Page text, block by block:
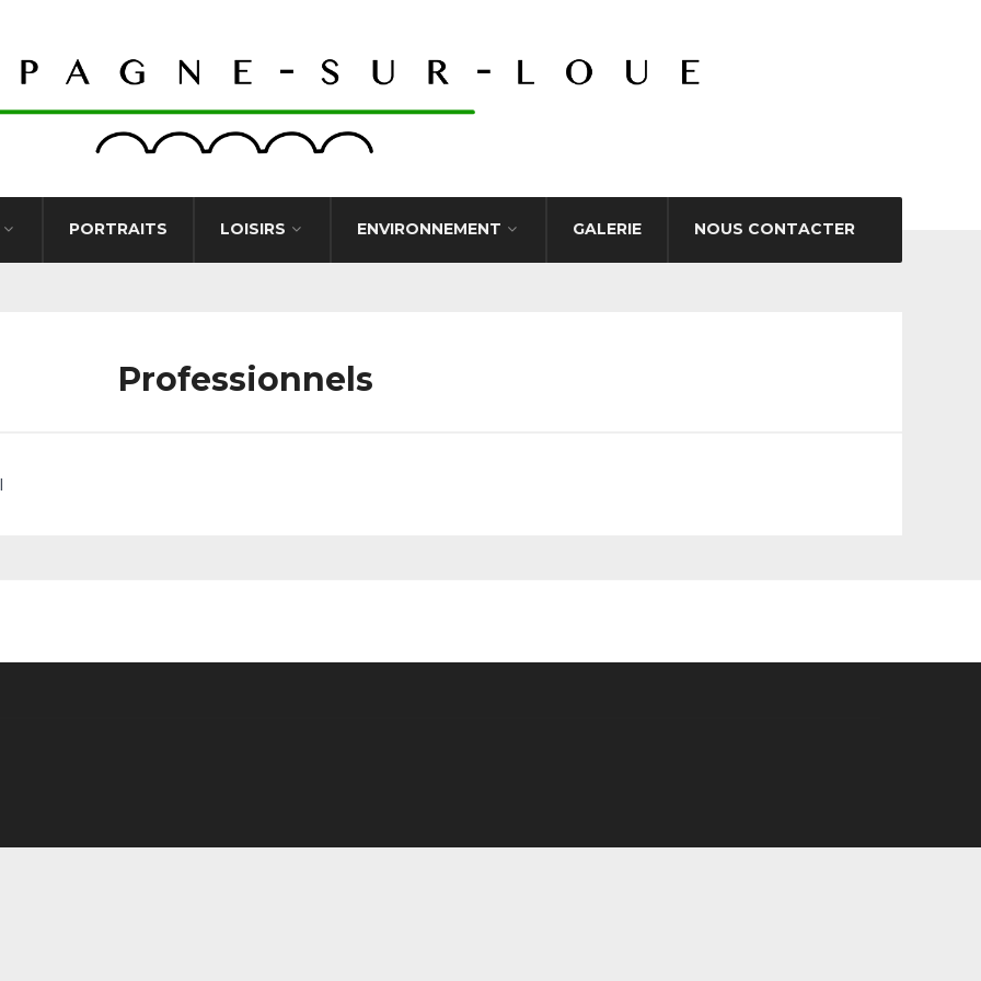
PORTRAITS LOISIRS ENVIRONNEMENT GALERIE NOUS CONTACTER
Professionnels